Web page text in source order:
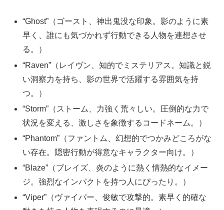
“Ghost”（ゴースト、神出鬼没な印象。影のように素
早く、誰にも気づかれず行動できる人物を連想させ
る。）
“Raven”（レイヴン、知的でミステリアス。知識と鋭
い洞察力を持ち、影の世界で活躍する雰囲気を持
つ。）
“Storm”（ストーム、力強く荒々しい。圧倒的な力で
状況を変える、激しさを象徴するコードネーム。）
“Phantom”（ファントム、幻想的でつかみどころがな
い存在。隠密行動が得意なキャラクター向け。）
“Blaze”（ブレイズ、炎のように熱く情熱的なイメー
ジ。強烈なインパクトを持つ人にぴったり。）
“Viper”（ヴァイパー、俊敏で攻撃的。素早く的確な